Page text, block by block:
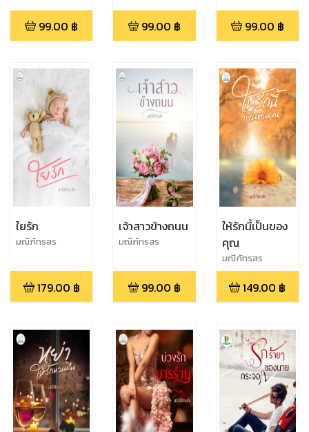
พิเศษเชลยรัก
ม้จจุราช99.00 ฿ 99.00 ฿ 99.00 ฿
ใยรัก
มณีภัทรสร
179.00 ฿
เจ้าสาวข้างถนน
มณีภัทรสร
99.00 ฿
ให้รักนี้เป็นของ
คุณ
มณีภัทรสร
149.00 ฿